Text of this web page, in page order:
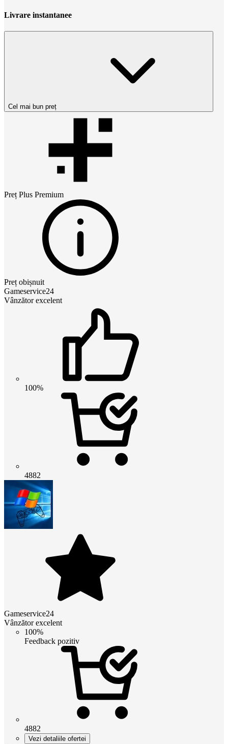
Livrare instantanee
Cel mai bun preț
Preț Plus Premium
Preț obișnuit
Gameservice24
Vânzător excelent
100%
4882
Gameservice24
Vânzător excelent
100%
Feedback pozitiv
4882
Vezi detaliile ofertei